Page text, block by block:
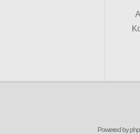
Powered by